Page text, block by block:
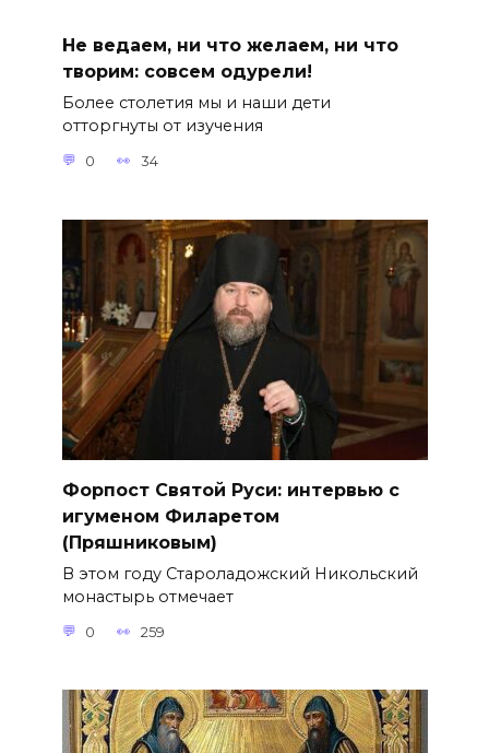
Не ведаем, ни что желаем, ни что
творим: совсем одурели!
Более столетия мы и наши дети
отторгнуты от изучения
0 34
Форпост Святой Руси: интервью с
игуменом Филаретом
(Пряшниковым)
В этом году Староладожский Никольский
монастырь отмечает
0 259